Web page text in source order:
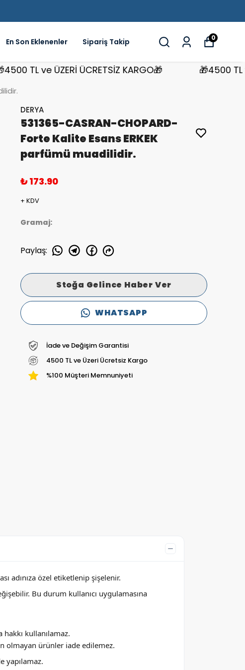
En Son Eklenenler Sipariş Takip 0
TL ve ÜZERİ ÜCRETSİZ KARGO🎁 🎁4500 TL ve
DERYA
531365-CASRAN-CHOPARD-
Forte Kalite Esans ERKEK
parfümü muadilidir.
₺ 173.90
+ KDV
Gramaj:
Paylaş:
Stoğa Gelince Haber Ver
WHATSAPP
İade ve Değişim Garantisi
4500 TL ve Üzeri Ücretsiz Kargo
%100 Müşteri Memnuniyeti
adınıza özel etiketlenip şişelenir.
Bu durum kullanıcı uygulamasına
kullanılamaz.
olmayan ürünler iade edilemez.
yapılamaz.